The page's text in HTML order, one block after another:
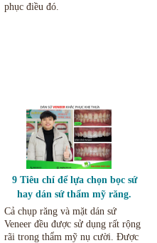
phục điều đó.
9 Tiêu chí để lựa chọn bọc sứ
hay dán sứ thẩm mỹ răng.
Cả chụp răng và mặt dán sứ
Veneer đều được sử dụng rất rộng
rãi trong thẩm mỹ nụ cười. Được